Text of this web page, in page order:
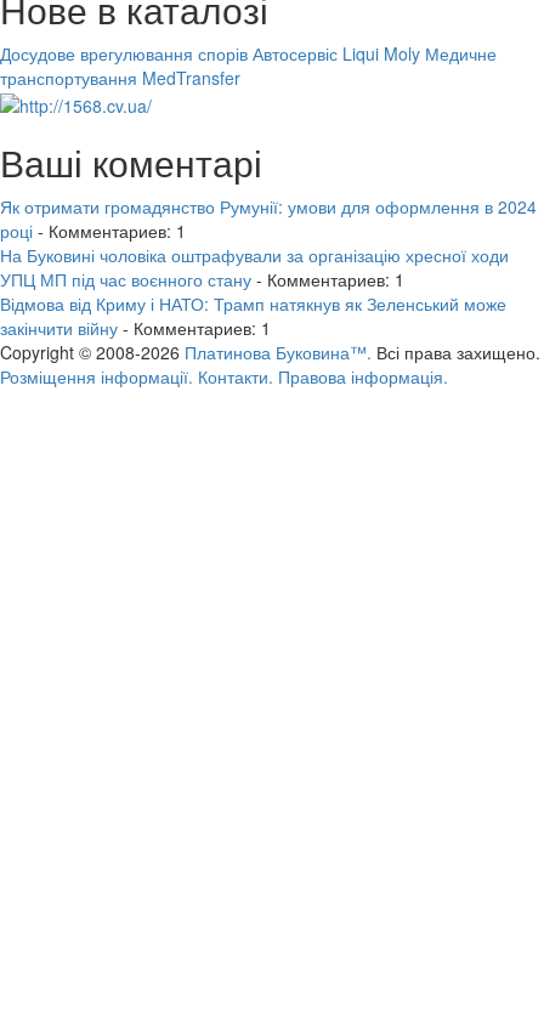
Досудове врегулювання спорів Автосервіс Liqui Moly Медичне
транспортування MedTransfer
Ваші коментарі
Як отримати громадянство Румунії: умови для оформлення в 2024
році - Комментариев: 1
На Буковині чоловіка оштрафували за організацію хресної ходи
УПЦ МП під час воєнного стану - Комментариев: 1
Відмова від Криму і НАТО: Трамп натякнув як Зеленський може
закінчити війну - Комментариев: 1
Copyright © 2008-2026 Платинова Буковина™. Всі права захищено.
Розміщення інформації. Контакти. Правова інформація.